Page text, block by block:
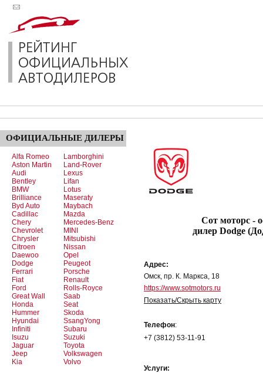
ОФИЦИАЛЬНЫЕ ДИЛЕРЫ
Alfa Romeo
Aston Martin
Audi
Bentley
BMW
Brilliance
Byd Auto
Cadillac
Chery
Chevrolet
Chrysler
Citroen
Daewoo
Dodge
Ferrari
Fiat
Ford
Great Wall
Honda
Hummer
Hyundai
Infiniti
Isuzu
Jaguar
Jeep
Kia
Lamborghini
Land-Rover
Lexus
Lifan
Lotus
Maseraty
Maybach
Mazda
Mercedes-Benz
MINI
Mitsubishi
Nissan
Opel
Peugeot
Porsche
Renault
Rolls-Royce
Saab
Seat
Skoda
SsangYong
Subaru
Suzuki
Toyota
Volkswagen
Volvo
Сот моторс -
дилер Dodge
Адрес:
Омск, пр. К. Маркса, 18
https://www.sotmotors.ru
Показать/Скрыть карту
Телефон:
+7 (3812) 53-11-91
Услуги: